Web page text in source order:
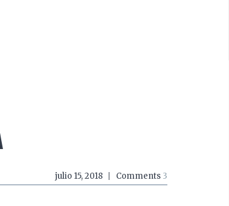
julio 15, 2018 Comments 3